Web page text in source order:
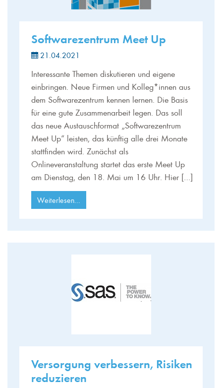
Softwarezentrum Meet Up
21.04.2021
Interessante Themen diskutieren und eigene
einbringen. Neue Firmen und Kolleg*innen aus
dem Softwarezentrum kennen lernen. Die Basis
für eine gute Zusammenarbeit legen. Das soll
das neue Austauschformat „Softwarezentrum
Meet Up“ leisten, das künftig alle drei Monate
stattfinden wird. Zunächst als
Onlineveranstaltung startet das erste Meet Up
am Dienstag, den 18. Mai um 16 Uhr. Hier […]
Weiterlesen...
Versorgung verbessern, Risiken
reduzieren